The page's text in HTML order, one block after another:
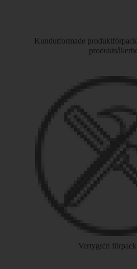
Kundutformade
Vertygsfri